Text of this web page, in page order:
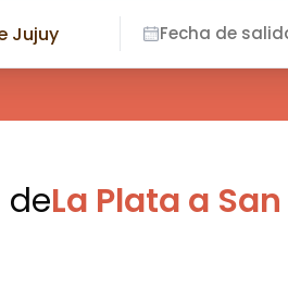
Fecha de
deLa Plata a